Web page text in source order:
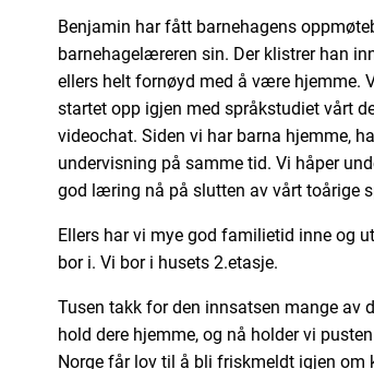
Benjamin har fått barnehagens
barnehagelæreren sin. Der klistrer han
ellers helt fornøyd med å være hjemme.
startet opp igjen med språkstudiet vårt
videochat. Siden vi har barna hjemme,
undervisning på samme tid. Vi håper
god læring nå på slutten av vårt toårige
Ellers har vi mye god familietid inne og
bor i. Vi bor i husets 2.etasje.
Tusen takk for den innsatsen mange av
hold dere hjemme, og nå holder vi
Norge får lov til å bli friskmeldt igjen om